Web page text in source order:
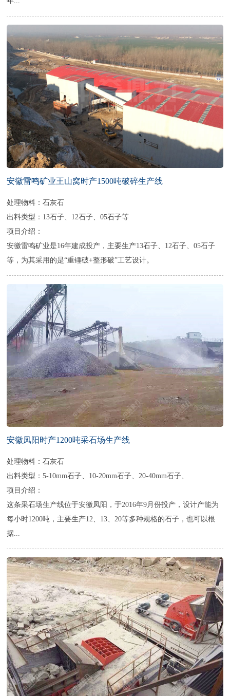
安徽雷鸣矿业王山窝时产1500吨破碎生产线
处理物料：石灰石
出料类型：13石子、12石子、05石子等
项目介绍：
安徽雷鸣矿业是16年建成投产，主要生产13石子、12石子、05石子
等，为其采用的是“重锤破+整形破”工艺设计。
安徽凤阳时产1200吨采石场生产线
处理物料：石灰石
出料类型：5-10mm石子、10-20mm石子、20-40mm石子、
项目介绍：
这条采石场生产线位于安徽凤阳，于2016年9月份投产，设计产能为
每小时1200吨，主要生产12、13、20等多种规格的石子，也可以根
据...